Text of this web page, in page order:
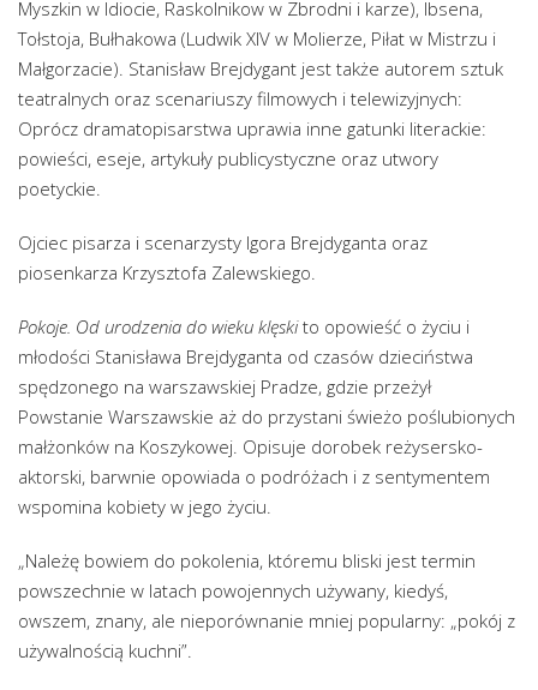
Myszkin w Idiocie, Raskolnikow w Zbrodni i karze), Ibsena,
Tołstoja, Bułhakowa (Ludwik XIV w Molierze, Piłat w Mistrzu i
Małgorzacie). Stanisław Brejdygant jest także autorem sztuk
teatralnych oraz scenariuszy filmowych i telewizyjnych:
Oprócz dramatopisarstwa uprawia inne gatunki literackie:
powieści, eseje, artykuły publicystyczne oraz utwory
poetyckie.
Ojciec pisarza i scenarzysty Igora Brejdyganta oraz
piosenkarza Krzysztofa Zalewskiego.
Pokoje. Od urodzenia do wieku klęskito opowieść o życiu i
młodości Stanisława Brejdyganta od czasów dzieciństwa
spędzonego na warszawskiej Pradze, gdzie przeżył
Powstanie Warszawskie aż do przystani świeżo poślubionych
małżonków na Koszykowej. Opisuje dorobek reżysersko-
aktorski, barwnie opowiada o podróżach i z sentymentem
wspomina kobiety w jego życiu.
„Należę bowiem do pokolenia, któremu bliski jest termin
powszechnie w latach powojennych używany, kiedyś,
owszem, znany, ale nieporównanie mniej popularny: „pokój z
używalnością kuchni”.